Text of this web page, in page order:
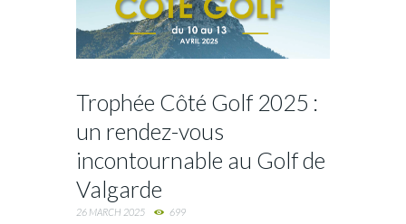
Trophée Côté Golf 2025 :
un rendez-vous
incontournable au Golf de
Valgarde
26 MARCH 2025 699